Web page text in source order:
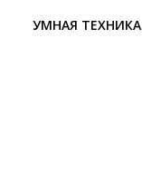
УМНАЯ ТЕХНИКА